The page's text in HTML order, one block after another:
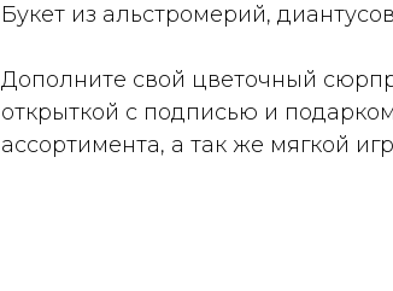
Букет из альстромерий,
Дополните свой цветочный
открыткой с подписью и
ассортимента, а так же мягкой